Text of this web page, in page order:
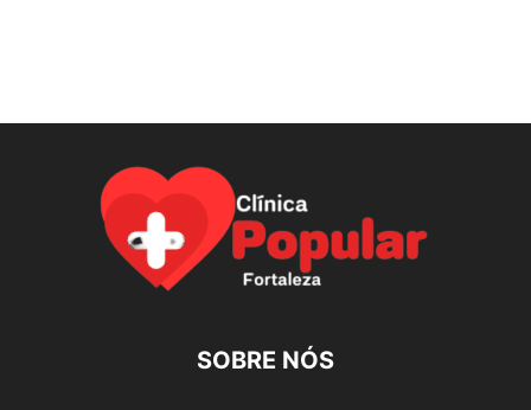
SOBRE NÓS